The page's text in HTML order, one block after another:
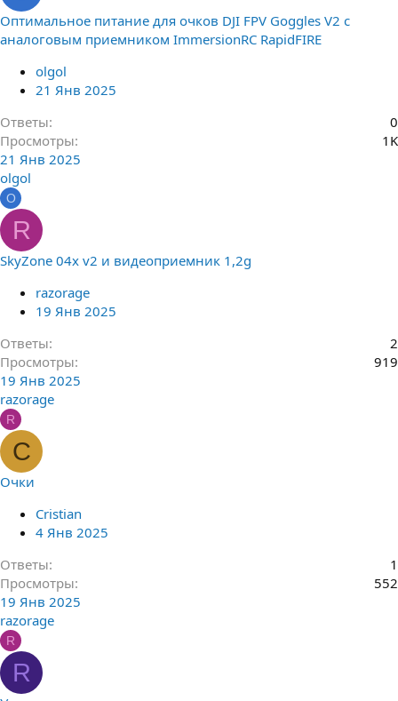
Оптимальное питание для очков DJI FPV Goggles V2 с
аналоговым приемником ImmersionRC RapidFIRE
olgol
21 Янв 2025
Ответы
0
Просмотры
1K
21 Янв 2025
olgol
O
R
SkyZone 04x v2 и видеоприемник 1,2g
razorage
19 Янв 2025
Ответы
2
Просмотры
919
19 Янв 2025
razorage
R
C
Очки
Cristian
4 Янв 2025
Ответы
1
Просмотры
552
19 Янв 2025
razorage
R
R